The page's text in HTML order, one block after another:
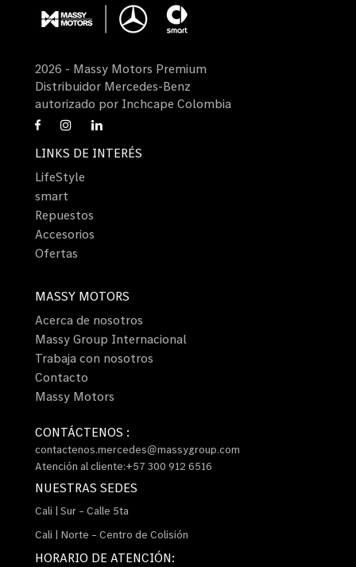
2026 - Massy Motors Premium
Distribuidor Mercedes-Benz
autorizado por Inchcape Colombia
LINKS DE INTERÉS
LifeStyle
smart
Repuestos
Accesorios
Ofertas
MASSY MOTORS
Acerca de nosotros
Massy Group Internacional
Trabaja con nosotros
Contacto
Massy Motors
CONTÁCTENOS :
contactenos.mercedes@massygroup.com
Atención al cliente:+57 300 912 6516
NUESTRAS SEDES
Cali | Sur – Calle 5ta
Cali | Norte – Centro de Colisión
HORARIO DE ATENCIÓN: